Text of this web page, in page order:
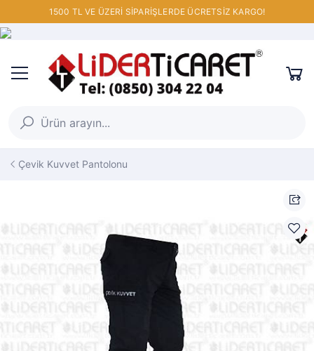
1500 TL VE ÜZERİ SİPARİŞLERDE ÜCRETSİZ KARGO!
Çevik Kuvvet Pantolonu